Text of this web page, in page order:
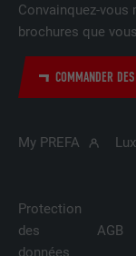
Convainquez-
brochures que
COMMANDER
My PREFA
Protection
des
données
AGB
EXPIRATION
UTILITÉ
FOURNISSEUR
EXPIRATION
UTILITÉ